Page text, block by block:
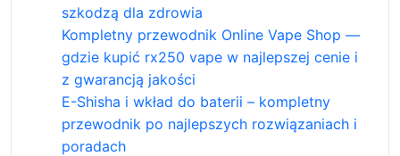
szkodzą dla zdrowia
Kompletny przewodnik Online Vape Shop —
gdzie kupić rx250 vape w najlepszej cenie i
z gwarancją jakości
E-Shisha i wkład do baterii – kompletny
przewodnik po najlepszych rozwiązaniach i
poradach